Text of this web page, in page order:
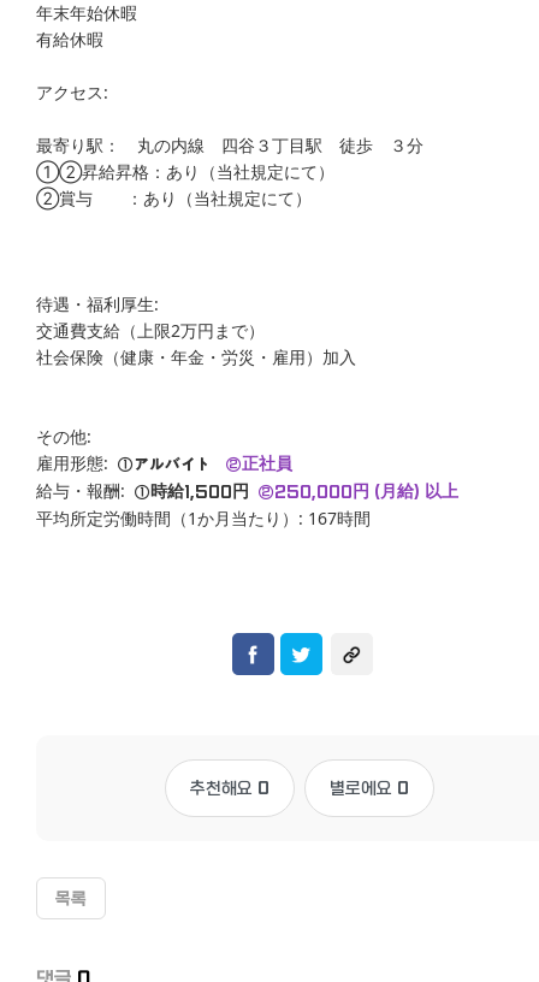
年末年始休暇
有給休暇
アクセス:
最寄り駅： 丸の内線 四谷３丁目駅 徒歩 ３分
①②昇給昇格：あり（当社規定にて）
②賞与 ：あり（当社規定にて）
待遇・福利厚生:
交通費支給（上限2万円まで）
社会保険（健康・年金・労災・雇用）加入
その他:
雇用形態: ①アルバイト ②正社員
給与・報酬: ①時給1,500円 ②250,000円 (月給) 以上
平均所定労働時間（1か月当たり）: 167時間
추천해요 0 별로에요 0
목록